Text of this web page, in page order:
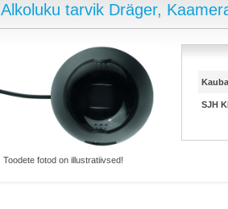
Alkoluku tarvik Dräger,
Toodete fotod on illustratiivsed!
SJH